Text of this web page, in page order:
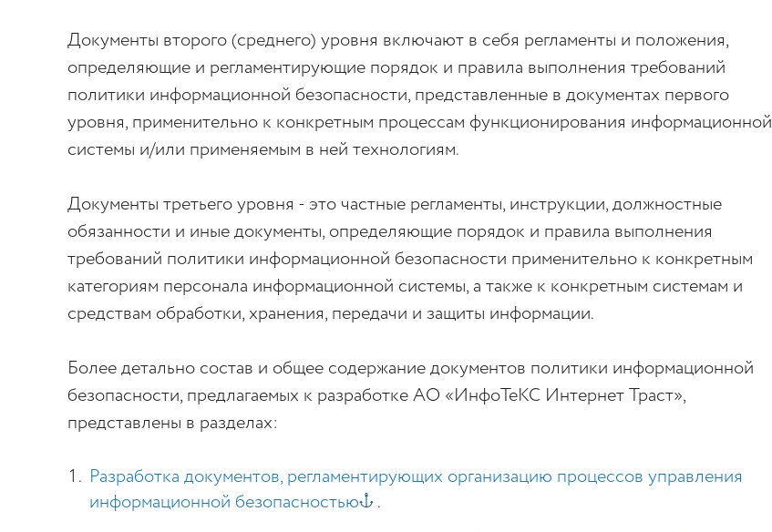
Документы второго (среднего) уровня включают в себя регламенты и положения,
определяющие и регламентирующие порядок и правила выполнения требований
политики информационной безопасности, представленные в документах первого
уровня, применительно к конкретным процессам функционирования информационной
системы и/или применяемым в ней технологиям.
Документы третьего уровня - это частные регламенты, инструкции, должностные
обязанности и иные документы, определяющие порядок и правила выполнения
требований политики информационной безопасности применительно к конкретным
категориям персонала информационной системы, а также к конкретным системам и
средствам обработки, хранения, передачи и защиты информации.
Более детально состав и общее содержание документов политики информационной
безопасности, предлагаемых к разработке АО «ИнфоТеКС Интернет Траст»,
представлены в разделах:
Разработка документов, регламентирующих организацию процессов управления
информационной безопасностью
.